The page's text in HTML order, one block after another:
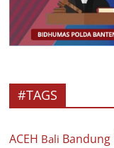
#TAGS
ACEH Bali Bandung